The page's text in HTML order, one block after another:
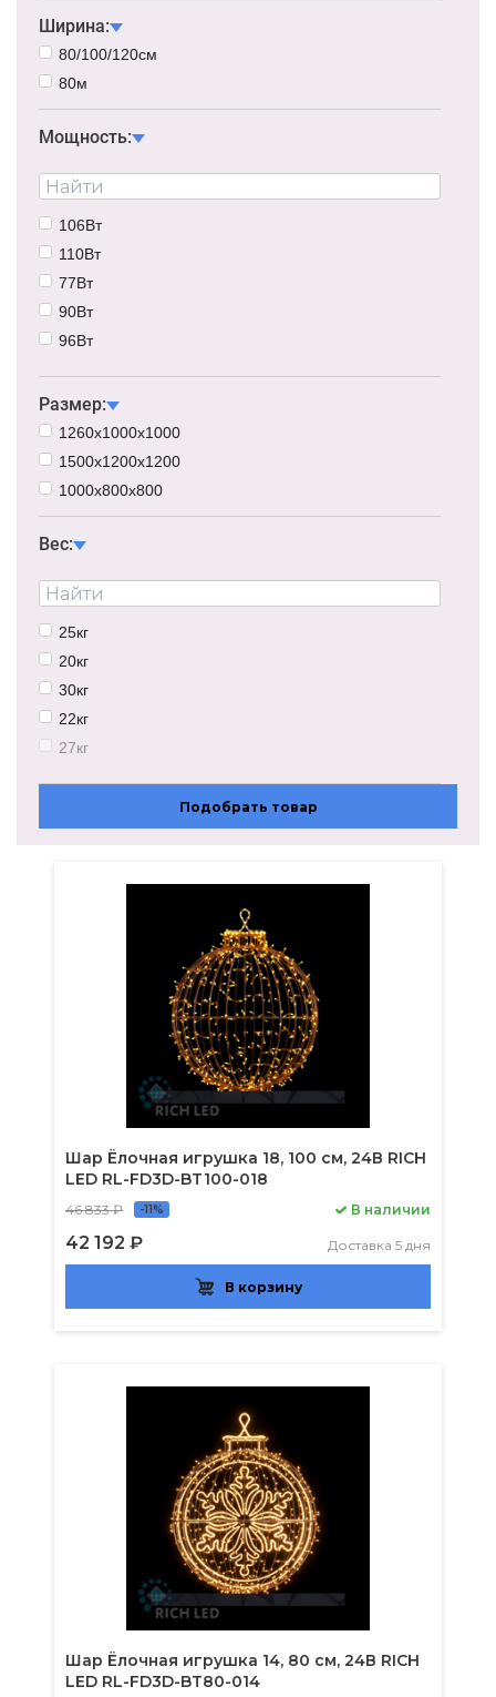
Ширина:
80/100/120см
80м
Мощность:
106Вт
110Вт
77Вт
90Вт
96Вт
125Вт
40Вт
60Вт
70Вт
82Вт
86Вт
97Вт
115Вт
124Вт
133Вт
23Вт
Размер:
1260х1000х1000
1500х1200х1200
1000х800х800
Вес:
25кг
20кг
30кг
22кг
27кг
29кг
Подобрать товар
Шар Ёлочная игрушка 18, 100 см, 24В RICH
LED RL-FD3D-BT100-018
46 833 ₽ -11%
42 192 ₽
В наличии
Доставка 5 дня
В корзину
Шар Ёлочная игрушка 14, 80 см, 24В RICH
LED RL-FD3D-BT80-014